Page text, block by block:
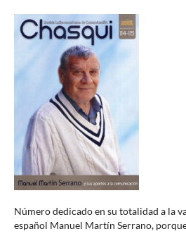
Número dedicado en su totalidad a la
español Manuel Martín Serrano,